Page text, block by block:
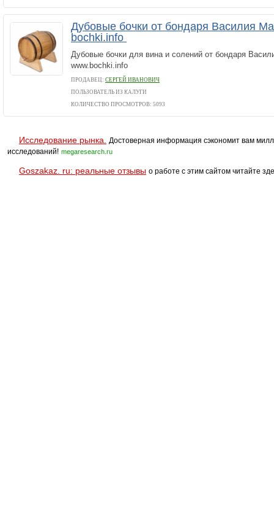
Дубовые бочки от бондаря Василия
bochki.info
Дубовые бочки для вина и солений от бондаря
www.bochki.info
ПРОДАВЕЦ: СЕРГЕЙ ИВАНОВИЧ
ПОЛЬЗОВАТЕЛЬ ИЗ КАЛУГИ
КОЛИЧЕСТВО ПРОСМОТРОВ: 5093
Исследование рынка.
Достоверная информация сэкономит вам
исследований! megaresearch.ru
Goszakaz. ru: реальные отзывы о работе с этим сайтом читайте